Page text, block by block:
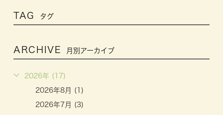
TAG タグ
ARCHIVE 月別アーカイブ
2026年 (17)
2026年8月 (1)
2026年7月 (3)